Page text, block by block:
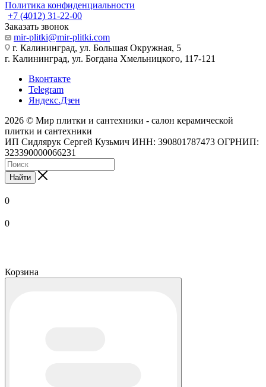
Политика конфиденциальности
+7 (4012) 31-22-00
Заказать звонок
mir-plitki@mir-plitki.com
г. Калининград, ул. Большая Окружная, 5
г. Калининград, ул. Богдана Хмельницкого, 117-121
Вконтакте
Telegram
Яндекс.Дзен
2026 © Мир плитки и сантехники - салон керамической
плитки и сантехники
ИП Сидлярук Сергей Кузьмич ИНН: 390801787473 ОГРНИП:
323390000066231
Найти
0
0
Корзина